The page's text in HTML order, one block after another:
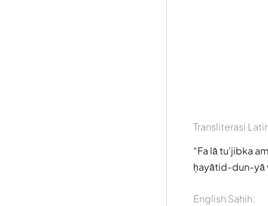
Transliterasi
Fa lā tu'jibka
ḥayātid-dun-yā
English Sahih: